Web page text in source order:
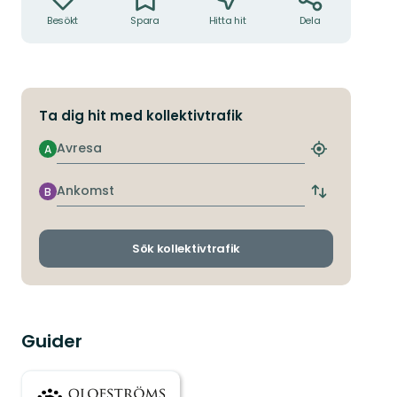
Besökt Spara Hitta hit Dela
Ta dig hit med kollektivtrafik
Avresa
A
Hitta
hållplats
Ankomst
B
Byt
och
Sök kollektivtrafik
Guider